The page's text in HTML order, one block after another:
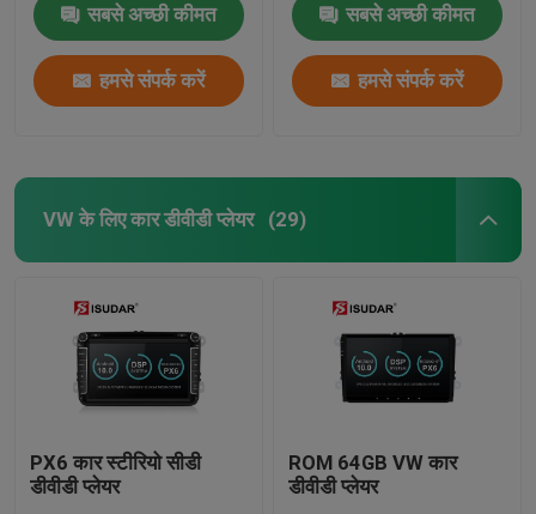
सबसे अच्छी कीमत
हमसे संपर्क करें
सबसे अच्छी कीमत
हमसे संपर्क करें
VW के लिए कार डीवीडी प्लेयर (29)
PX6 कार स्टीरियो सीडी
डीवीडी प्लेयर
ROM 64GB VW कार
डीवीडी प्लेयर